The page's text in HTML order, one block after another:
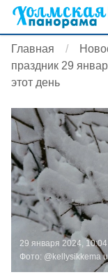
Главная
праздник 29
этот день
29 января 2024, 10:04
Фото: @kellysikkema